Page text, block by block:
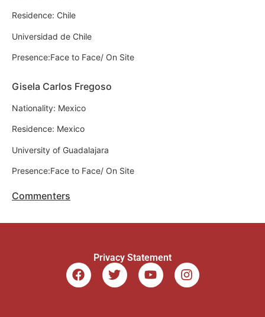
Residence: Chile
Universidad de Chile
Presence:Face to Face/ On Site
Gisela Carlos Fregoso
Nationality: Mexico
Residence: Mexico
University of Guadalajara
Presence:Face to Face/ On Site
Commenters
Privacy Statement